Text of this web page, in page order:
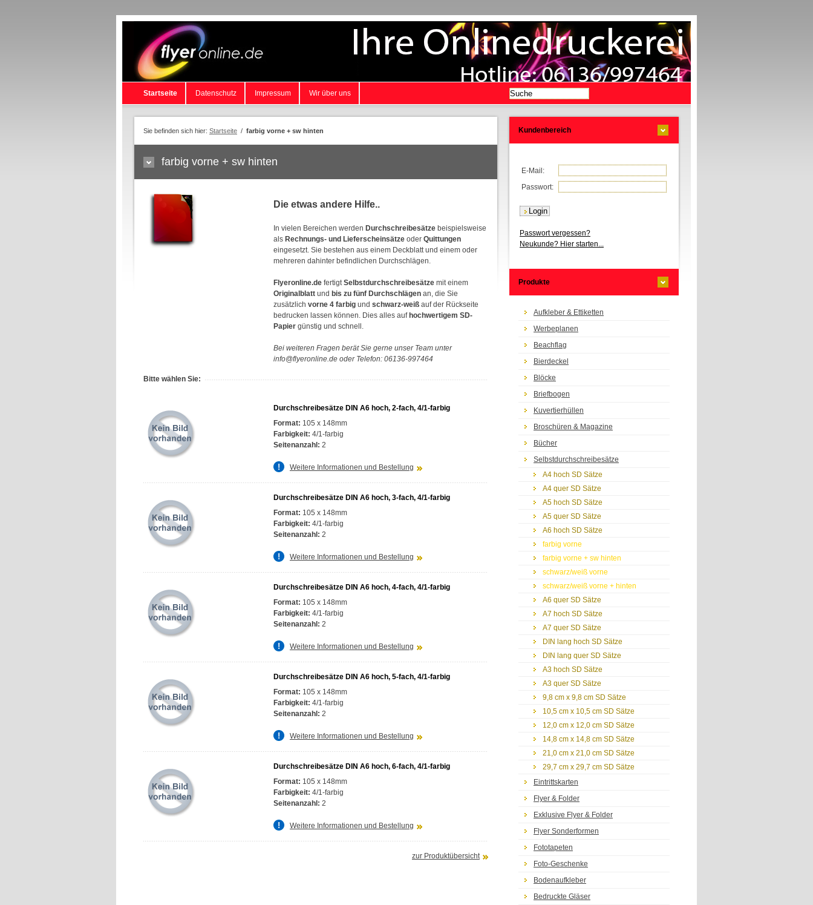
Startseite Datenschutz Impressum Wir über uns
Sie befinden sich hier: Startseite / farbig vorne + sw hinten
farbig vorne + sw hinten
Die etwas andere Hilfe..
In vielen Bereichen werden Durchschreibesätze beispielsweise
als Rechnungs- und Lieferscheinsätze oder Quittungen
eingesetzt. Sie bestehen aus einem Deckblatt und einem oder
mehreren dahinter befindlichen Durchschlägen.
Flyeronline.de fertigtSelbstdurchschreibesätze mit einem
Originalblatt und bis zu fünf Durchschlägen an, die Sie
zusätzlich vorne 4 farbig und schwarz-weiß auf der Rückseite
bedrucken lassen können. Dies alles aufhochwertigem SD-
Papier günstig und schnell.
Bei weiteren Fragen berät Sie gerne unser Team unter
info@flyeronline.de oder Telefon: 06136-997464
Bitte wählen Sie:
Durchschreibesätze DIN A6 hoch, 2-fach, 4/1-farbig
Format: 105 x 148mm
Farbigkeit: 4/1-farbig
Seitenanzahl: 2
Weitere Informationen und Bestellung
Durchschreibesätze DIN A6 hoch, 3-fach, 4/1-farbig
Format: 105 x 148mm
Farbigkeit: 4/1-farbig
Seitenanzahl: 2
Weitere Informationen und Bestellung
Durchschreibesätze DIN A6 hoch, 4-fach, 4/1-farbig
Format: 105 x 148mm
Farbigkeit: 4/1-farbig
Seitenanzahl: 2
Weitere Informationen und Bestellung
Durchschreibesätze DIN A6 hoch, 5-fach, 4/1-farbig
Format: 105 x 148mm
Farbigkeit: 4/1-farbig
Seitenanzahl: 2
Weitere Informationen und Bestellung
Durchschreibesätze DIN A6 hoch, 6-fach, 4/1-farbig
Format: 105 x 148mm
Farbigkeit: 4/1-farbig
Seitenanzahl: 2
Weitere Informationen und Bestellung
zur Produktübersicht
Kundenbereich
E-Mail:
Passwort:
Passwort vergessen?
Neukunde? Hier starten...
Produkte
Aufkleber & Ettiketten
Werbeplanen
Beachflag
Bierdeckel
Blöcke
Briefbogen
Kuvertierhüllen
Broschüren & Magazine
Bücher
Selbstdurchschreibesätze
A4 hoch SD Sätze
A4 quer SD Sätze
A5 hoch SD Sätze
A5 quer SD Sätze
A6 hoch SD Sätze
farbig vorne
farbig vorne + sw hinten
schwarz/weiß vorne
schwarz/weiß vorne + hinten
A6 quer SD Sätze
A7 hoch SD Sätze
A7 quer SD Sätze
DIN lang hoch SD Sätze
DIN lang quer SD Sätze
A3 hoch SD Sätze
A3 quer SD Sätze
9,8 cm x 9,8 cm SD Sätze
10,5 cm x 10,5 cm SD Sätze
12,0 cm x 12,0 cm SD Sätze
14,8 cm x 14,8 cm SD Sätze
21,0 cm x 21,0 cm SD Sätze
29,7 cm x 29,7 cm SD Sätze
Eintrittskarten
Flyer & Folder
Exklusive Flyer & Folder
Flyer Sonderformen
Fototapeten
Foto-Geschenke
Bodenaufkleber
Bedruckte Gläser